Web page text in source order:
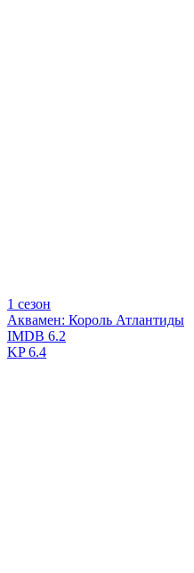
1 сезон
Аквамен: Король Атлантиды
IMDB 6.2
KP6.4